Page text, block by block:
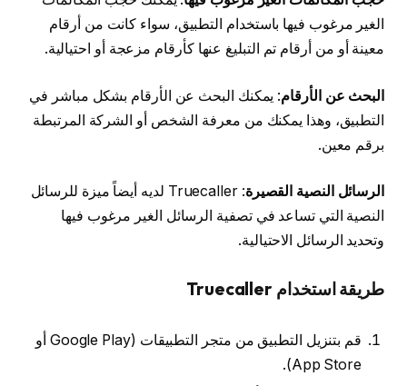
الغير مرغوب فيها باستخدام التطبيق، سواء كانت من أرقام
معينة أو من أرقام تم التبليغ عنها كأرقام مزعجة أو احتيالية.
البحث عن الأرقام: يمكنك البحث عن الأرقام بشكل مباشر في
التطبيق، وهذا يمكنك من معرفة الشخص أو الشركة المرتبطة
برقم معين.
الرسائل النصية القصيرة
: Truecaller لديه أيضاً ميزة للرسائل
النصية التي تساعد في تصفية الرسائل الغير مرغوب فيها
وتحديد الرسائل الاحتيالية.
طريقة استخدام Truecaller
قم بتنزيل التطبيق من متجر التطبيقات (Google Play أو
App Store).